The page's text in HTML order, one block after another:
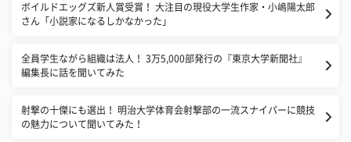
ボイルドエッグズ新人賞受賞！ 大注目の現役大学生作家・小嶋陽太郎
さん「小説家になるしかなかった」
全員学生ながら組織は法人！ 3万5,000部発行の『東京大学新聞社』
編集長に話を聞いてみた
射撃の十傑にも選出！ 明治大学体育会射撃部の一流スナイパーに競技
の魅力について聞いてみた！